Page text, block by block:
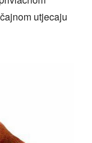
utjecaju